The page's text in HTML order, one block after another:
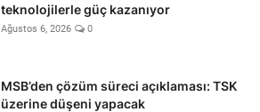
teknolojilerle güç kazanıyor
Ağustos 6, 2026 0
MSB’den çözüm süreci açıklaması: TSK
üzerine düşeni yapacak